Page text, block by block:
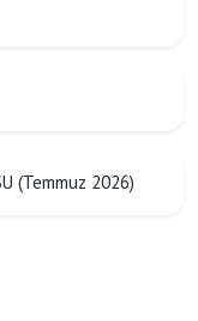
(Temmuz 2026)